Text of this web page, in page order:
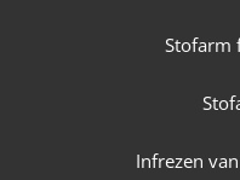
Stofarm
Infrezen